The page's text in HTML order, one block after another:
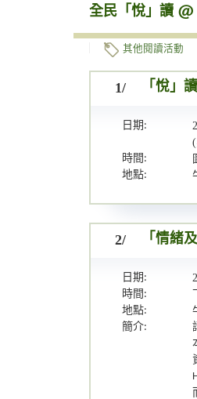
全民「悅」讀 @
其他閱讀活動
1/ 「悅」
日期:
時間:
地點:
2/ 「情緒
日期:
時間:
地點:
簡介: